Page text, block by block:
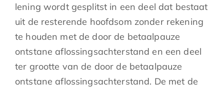
lening wordt gesplitst in een deel dat bestaat
uit de resterende hoofdsom zonder rekening
te houden met de door de betaalpauze
ontstane aflossingsachterstand en een deel
ter grootte van de door de betaalpauze
ontstane aflossingsachterstand. De met de